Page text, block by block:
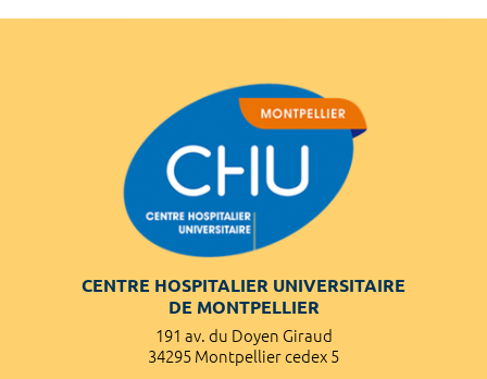
CENTRE HOSPITALIER UNIVERSITAIRE
DE MONTPELLIER
191 av. du Doyen Giraud
34295 Montpellier cedex 5